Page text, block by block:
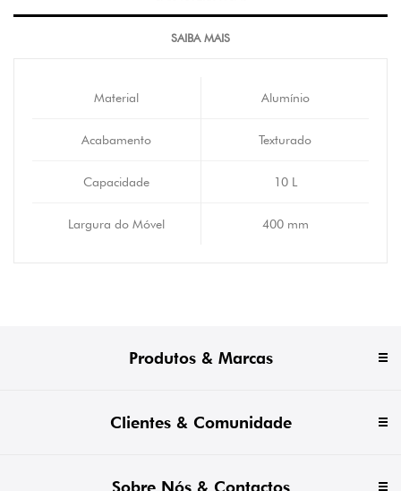
SAIBA MAIS
Material Alumínio
Acabamento Texturado
Capacidade 10 L
Largura do Móvel 400 mm
Produtos & Marcas
Clientes & Comunidade
Sobre Nós & Contactos